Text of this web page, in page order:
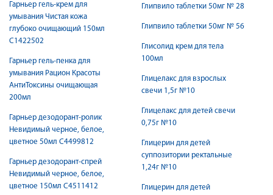
Гарньер гель-крем для
умывания Чистая кожа
глубоко очищающий 150мл
С1422502
Гарньер гель-пенка для
умывания Рацион Красоты
АнтиТоксины очищающая
200мл
Гарньер дезодорант-ролик
Невидимый черное, белое,
цветное 50мл С4499812
Гарньер дезодорант-спрей
Невидимый черное, белое,
цветное 150мл С4511412
Глипвило таблетки 50мг № 28
Глипвило таблетки 50мг № 56
Глисолид крем для тела
100мл
Глицелакс для взрослых
свечи 1,5г №10
Глицелакс для детей свечи
0,75г №10
Глицерин для детей
суппозитории ректальные
1,24г №10
Глицерин для детей